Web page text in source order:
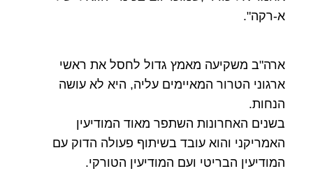
א-רקה".
ארה"ב משקיעה מאמץ גדול לחסל את ראשי
ארגוני הטרור המאיימים עליה, היא לא עושה
הנחות.
בשנים האחרונות השתפר מאוד המודיעין
האמריקני והוא עובד בשיתוף פעולה הדוק עם
המודיעין הבריטי ועם המודיעין הטורקי.